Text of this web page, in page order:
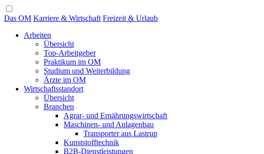
Das OM Karriere & Wirtschaft Freizeit & Urlaub
Arbeiten
Übersicht
Top-Arbeitgeber
Praktikum im OM
Studium und Weiterbildung
Ärzte im OM
Wirtschaftsstandort
Übersicht
Branchen
Agrar- und Ernährungswirtschaft
Maschinen- und Anlagenbau
Transporter aus Lastrup
Kunststofftechnik
B2B-Dienstleistungen